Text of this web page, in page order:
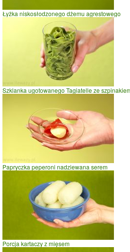
Łyżka niskosłodzonego dżemu agrestowego
Szklanka ugotowanego Tagiatelle ze
Papryczka peperoni nadziewana serem
Porcja kartaczy z mięsem